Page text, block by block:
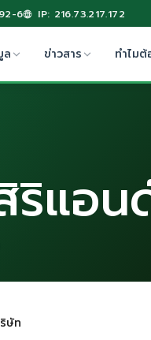
6 IP: 216.73.217.172
ล ข่าวสาร ทำไมต้
ริแอ
ษัท